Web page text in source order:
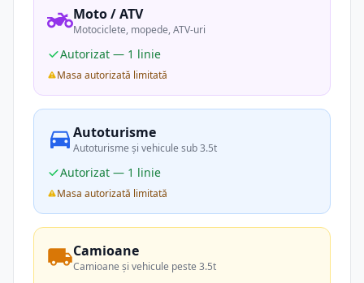
Moto / ATV
Motociclete, mopede, ATV-uri
Autorizat — 1 linie
Masa autorizată limitată
Autoturisme
Autoturisme și vehicule sub 3.5t
Autorizat — 1 linie
Masa autorizată limitată
Camioane
Camioane și vehicule peste 3.5t